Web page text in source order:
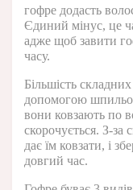
гофре додасть
Єдиний мінус, це
адже щоб завити
часу.
Більшість складних
допомогою
вони ковзають по
скорочується. З-за
дає їм ковзати, і
довгий час.